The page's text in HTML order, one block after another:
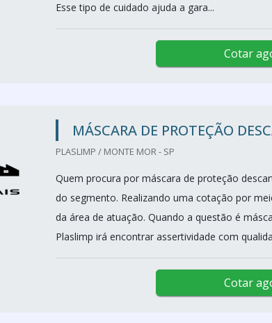
Esse tipo de cuidado ajuda a gara...
Cotar
MÁSCARA DE PROTEÇÃO
PLASLIMP / MONTE MOR - SP
Quem procura por máscara de proteção
do segmento. Realizando uma cotação por
da área de atuação. Quando a questão é
Plaslimp irá encontrar assertividade com
Cotar